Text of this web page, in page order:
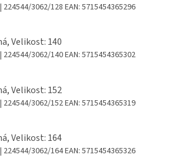
| 224544/3062/128 EAN: 5715454365296
Velikost: 140
| 224544/3062/140EAN: 5715454365302
Velikost: 152
| 224544/3062/152EAN: 5715454365319
Velikost: 164
| 224544/3062/164EAN: 5715454365326